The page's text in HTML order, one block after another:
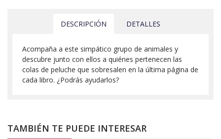
DESCRIPCIÓN DETALLES
Acompaña a este simpático grupo de animales y
descubre junto con ellos a quiénes pertenecen las
colas de peluche que sobresalen en la última página de
cada libro. ¿Podrás ayudarlos?
TAMBIÉN TE PUEDE INTERESAR